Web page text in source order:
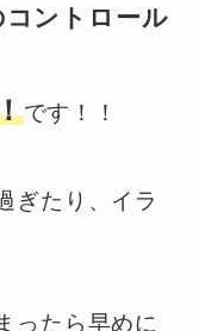
コントロール
です！！
ぎたり、イラ
ったら早めに